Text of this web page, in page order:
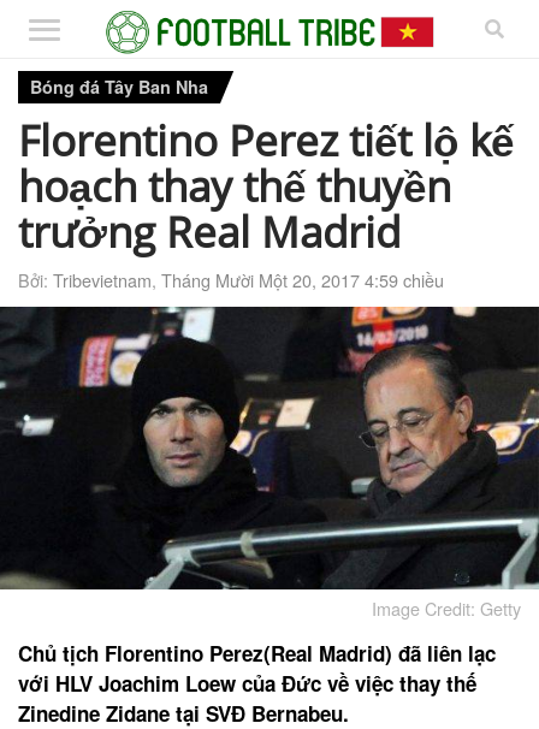
Bóng đá Tây Ban Nha
Florentino Perez tiết lộ kế
hoạch thay thế thuyền
trưởng Real Madrid
Bởi: Tribevietnam, Tháng Mười Một 20, 2017 4:59 chiều
Image Credit: Getty
Chủ tịch Florentino Perez(Real Madrid) đã liên lạc
với HLV Joachim Loew của Đức về việc thay thế
Zinedine Zidane tại SVĐ Bernabeu.